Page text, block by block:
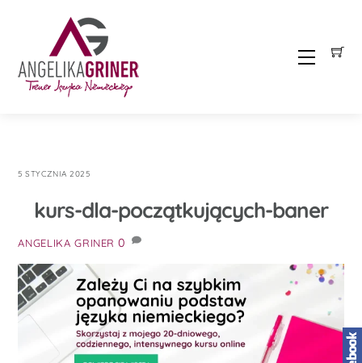
Menu
5 STYCZNIA 2025
kurs-dla-początkujących-baner
ANGELIKA GRINER 0